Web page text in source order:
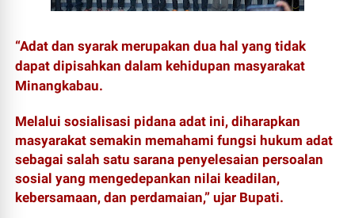
“Adat dan syarak merupakan dua hal yang tidak
dapat dipisahkan dalam kehidupan masyarakat
Minangkabau.
Melalui sosialisasi pidana adat ini, diharapkan
masyarakat semakin memahami fungsi hukum adat
sebagai salah satu sarana penyelesaian persoalan
sosial yang mengedepankan nilai keadilan,
kebersamaan, dan perdamaian,” ujar Bupati.